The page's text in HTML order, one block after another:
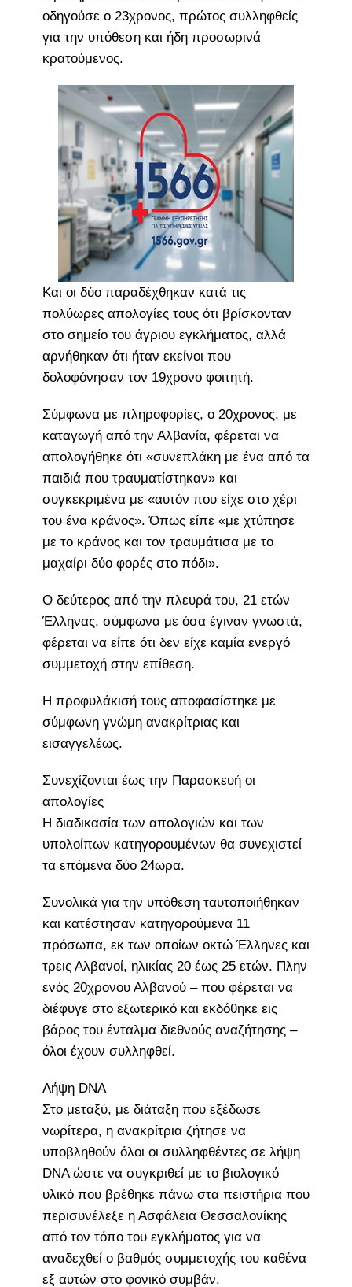
οδηγούσε ο 23χρονος, πρώτος συλληφθείς
για την υπόθεση και ήδη προσωρινά
κρατούμενος.
Και οι δύο παραδέχθηκαν κατά τις
πολύωρες απολογίες τους ότι βρίσκονταν
στο σημείο του άγριου εγκλήματος, αλλά
αρνήθηκαν ότι ήταν εκείνοι που
δολοφόνησαν τον 19χρονο φοιτητή.
Σύμφωνα με πληροφορίες, ο 20χρονος, με
καταγωγή από την Αλβανία, φέρεται να
απολογήθηκε ότι «συνεπλάκη με ένα από τα
παιδιά που τραυματίστηκαν» και
συγκεκριμένα με «αυτόν που είχε στο χέρι
του ένα κράνος». Όπως είπε «με χτύπησε
με το κράνος και τον τραυμάτισα με το
μαχαίρι δύο φορές στο πόδι».
Ο δεύτερος από την πλευρά του, 21 ετών
Έλληνας, σύμφωνα με όσα έγιναν γνωστά,
φέρεται να είπε ότι δεν είχε καμία ενεργό
συμμετοχή στην επίθεση.
Η προφυλάκισή τους αποφασίστηκε με
σύμφωνη γνώμη ανακρίτριας και
εισαγγελέως.
Συνεχίζονται έως την Παρασκευή οι
απολογίες
Η διαδικασία των απολογιών και των
υπολοίπων κατηγορουμένων θα συνεχιστεί
τα επόμενα δύο 24ωρα.
Συνολικά για την υπόθεση ταυτοποιήθηκαν
και κατέστησαν κατηγορούμενα 11
πρόσωπα, εκ των οποίων οκτώ Έλληνες και
τρεις Αλβανοί, ηλικίας 20 έως 25 ετών. Πλην
ενός 20χρονου Αλβανού – που φέρεται να
διέφυγε στο εξωτερικό και εκδόθηκε εις
βάρος του ένταλμα διεθνούς αναζήτησης –
όλοι έχουν συλληφθεί.
Λήψη DNA
Στο μεταξύ, με διάταξη που εξέδωσε
νωρίτερα, η ανακρίτρια ζήτησε να
υποβληθούν όλοι οι συλληφθέντες σε λήψη
DNA ώστε να συγκριθεί με το βιολογικό
υλικό που βρέθηκε πάνω στα πειστήρια που
περισυνέλεξε η Ασφάλεια Θεσσαλονίκης
από τον τόπο του εγκλήματος για να
αναδεχθεί ο βαθμός συμμετοχής του καθένα
εξ αυτών στο φονικό συμβάν.